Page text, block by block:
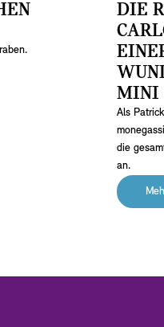
DIE
MINI
Als
die
an.